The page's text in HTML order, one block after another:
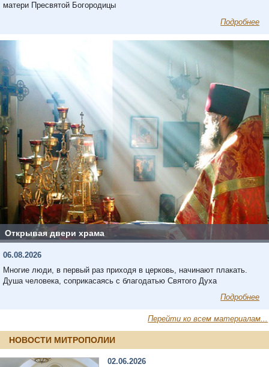
матери Пресвятой Богородицы
Подробнее
Открывая двери храма
06.08.2026
Многие люди, в первый раз приходя в церковь, начинают плакать.
Душа человека, соприкасаясь с благодатью Святого Духа
Подробнее
Перейти ко всем материалам...
НОВОСТИ МИТРОПОЛИИ
02.06.2026